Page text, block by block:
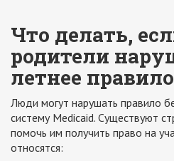
Что делать,
родители
летнее правило
Люди могут нарушать правило
систему Medicaid. Существуют
помочь им получить право на
относятся: